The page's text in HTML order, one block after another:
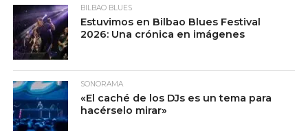
BILBAO BLUES
Estuvimos en Bilbao Blues Festival
2026: Una crónica en imágenes
SONORAMA
«El caché de los DJs es un tema para
hacérselo mirar»